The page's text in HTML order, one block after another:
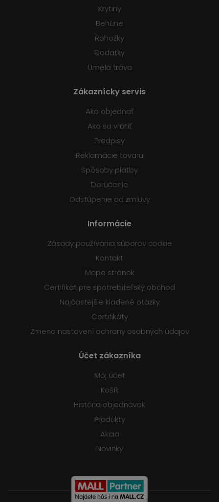
Krytiny
Behúne
Rohožky
Dodatky
Umelá tráva
Zákaznícky servis
Ako objednať
Ako sa vrátiť
Predpisy
Reklamácie tovaru
Spôsoby platby
Doručenie
Odstúpenie od zmluvy
Informácie
Zásady používania súborov cookie
Kontakt
Mapa stránok
Certifikát pre spotrebiteľský obchod
Najčastejšie kladené otázky
Certifikáty
Zmena nastavení ochrany osobných údajov
Účet zákazníka
Môj účet
Košík
História objednávok
Produkty
Akcia
Novinky